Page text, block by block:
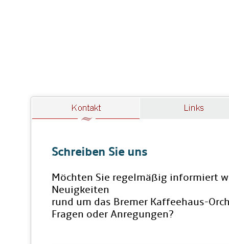
Schreiben Sie uns
Möchten Sie regelmäßig informiert
Neuigkeiten
rund um das Bremer Kaffeehaus-
Fragen oder Anregungen?